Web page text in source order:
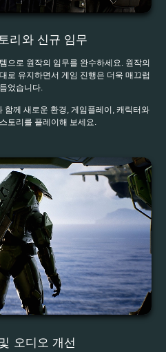
리와 신규 임무
으로 원작의 임무를 완수하세요. 원작의
로 유지하면서 게임 진행은 더욱 매끄럽
었습니다.
함께 새로운 환경, 게임플레이, 캐릭터와
토리를 플레이해 보세요.
오디오 개선